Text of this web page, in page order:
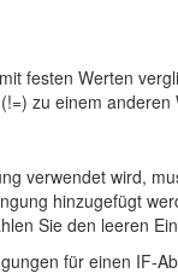
festen Werten
zu einem anderen
verwendet wird,
hinzugefügt
Sie den leeren
für einen IF-